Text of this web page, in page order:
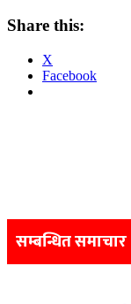
Share this:
X
Facebook
navigation
सम्बन्धित समाचार